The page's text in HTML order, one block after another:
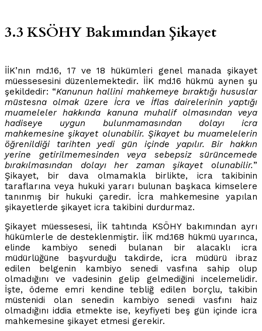
3.3 KSÖHY Bakımından Şikayet
İİK’nın md.16, 17 ve 18 hükümleri genel manada şikayet
müessesesini düzenlemektedir. İİK md.16 hükmü aynen şu
şekildedir: “Kanunun hallini mahkemeye bıraktığı hususlar
müstesna olmak üzere İcra ve İflas dairelerinin yaptığı
muameleler hakkında kanuna muhalif olmasından veya
hadiseye uygun bulunmamasından dolayı icra
mahkemesine şikayet olunabilir. Şikayet bu muamelelerin
öğrenildiği tarihten yedi gün içinde yapılır. Bir hakkın
yerine getirilmemesinden veya sebepsiz sürüncemede
bırakılmasından dolayı her zaman şikayet olunabilir.”
Şikayet, bir dava olmamakla birlikte, icra takibinin
taraflarına veya hukuki yararı bulunan başkaca kimselere
tanınmış bir hukuki çaredir. İcra mahkemesine yapılan
şikayetlerde şikayet icra takibini durdurmaz.
Şikayet müessesesi, İİK tahtında KSÖHY bakımından ayrı
hükümlerle de desteklenmiştir. İİK md.168 hükmü uyarınca,
elinde kambiyo senedi bulanan bir alacaklı icra
müdürlüğüne başvurduğu takdirde, icra müdürü ibraz
edilen belgenin kambiyo senedi vasfına sahip olup
olmadığını ve vadesinin gelip gelmediğini incelemelidir.
İşte, ödeme emri kendine tebliğ edilen borçlu, takibin
müstenidi olan senedin kambiyo senedi vasfını haiz
olmadığını iddia etmekte ise, keyfiyeti beş gün içinde icra
mahkemesine şikayet etmesi gerekir.